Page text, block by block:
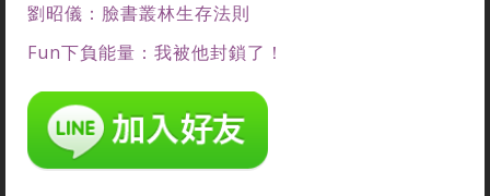
劉昭儀：臉書叢林生存法則
Fun下負能量：我被他封鎖了！